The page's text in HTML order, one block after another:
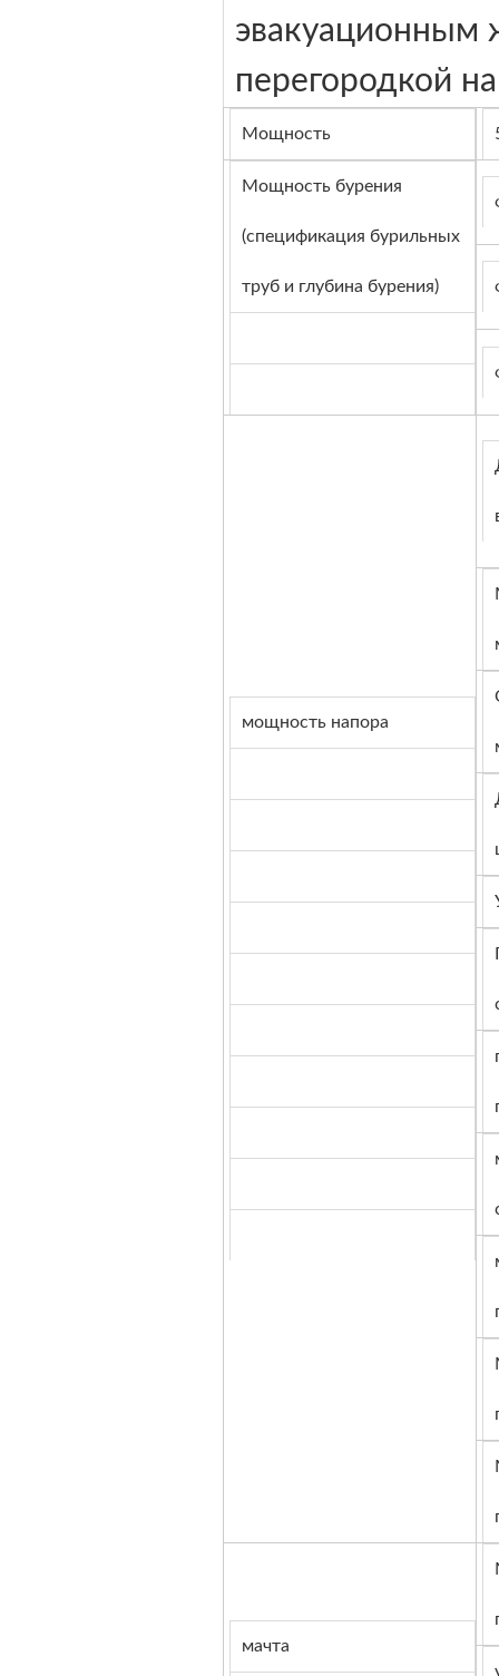
эвакуационным
перегородкой
Мощность
Мощность бурения
(спецификация бурильных
труб и глубина бурения)
мощность напора
мачта